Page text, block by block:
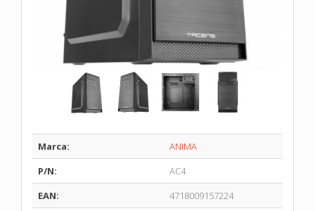
Marca:
ANIMA
P/N:
AC4
EAN:
4718009157224